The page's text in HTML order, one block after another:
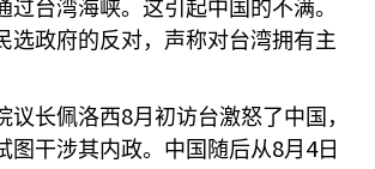
过台湾海峡。这引起中国的不满。
选政府的反对，声称对台湾拥有主
议长佩洛西8月初访台激怒了中国，
图干涉其内政。中国随后从8月 4日